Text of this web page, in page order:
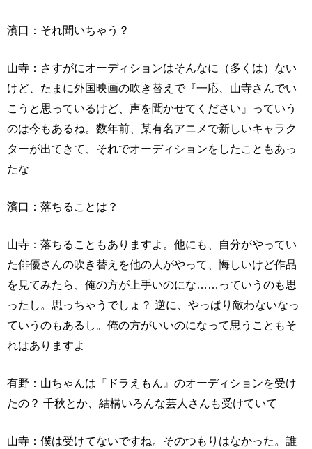
濱口：それ聞いちゃう？
山寺：さすがにオーディションはそんなに（多くは）ない
けど、たまに外国映画の吹き替えで『一応、山寺さんでい
こうと思っているけど、声を聞かせてください』っていう
のは今もあるね。数年前、某有名アニメで新しいキャラク
ターが出てきて、それでオーディションをしたこともあっ
たな
濱口：落ちることは？
山寺：落ちることもありますよ。他にも、自分がやってい
た俳優さんの吹き替えを他の人がやって、悔しいけど作品
を見てみたら、俺の方が上手いのにな……っていうのも思
ったし。思っちゃうでしょ？ 逆に、やっぱり敵わないなっ
ていうのもあるし。俺の方がいいのになって思うこともそ
れはありますよ
有野：山ちゃんは『ドラえもん』のオーディションを受け
たの？ 千秋とか、結構いろんな芸人さんも受けていて
山寺：僕は受けてないですね。そのつもりはなかった。誰